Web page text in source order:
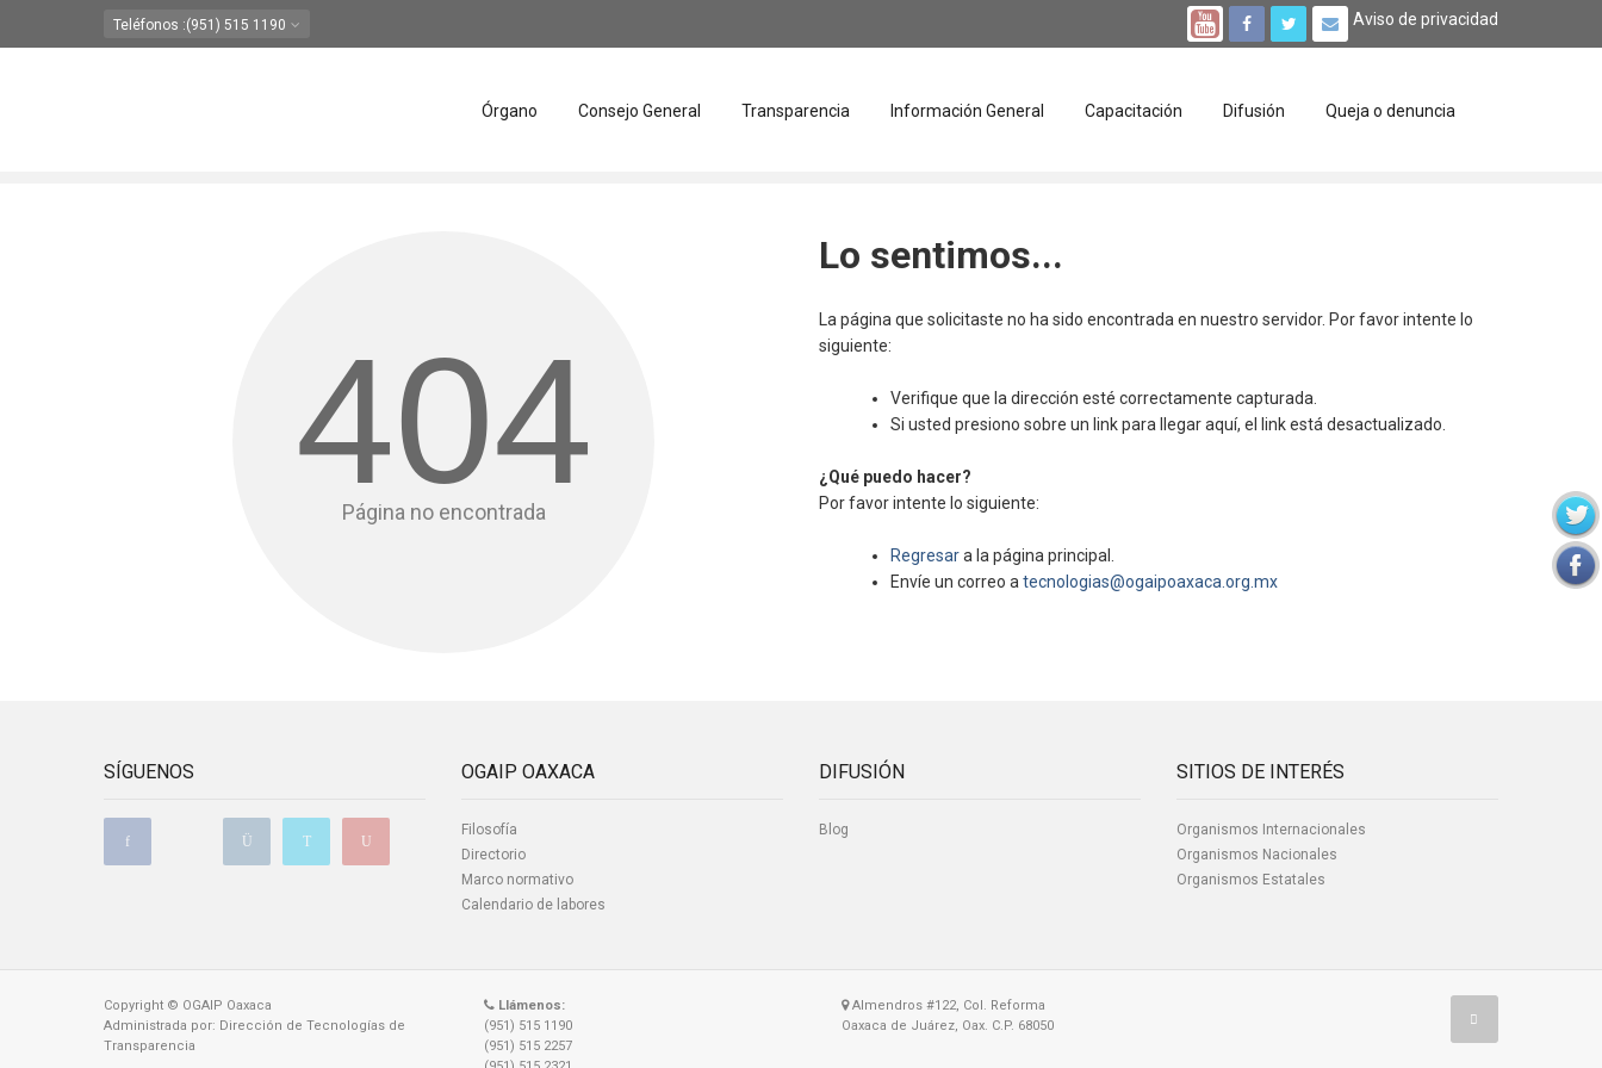
Teléfonos :(951) 515 1190 Aviso de privacidad
Órgano Consejo General Transparencia Información General Capacitación Difusión Queja o denuncia
404
Página no encontrada
Lo sentimos...
La página que solicitaste no ha sido encontrada en nuestro servidor. Por favor intente lo
siguiente:
Verifique que la dirección esté correctamente capturada.
Si usted presiono sobre un link para llegar aquí, el link está desactualizado.
¿Qué puedo hacer?
Por favor intente lo siguiente:
Regresara la página principal.
Envíe un correo a tecnologias@ogaipoaxaca.org.mx
SÍGUENOS OGAIP OAXACA
Filosofía
Directorio
Marco normativo
Calendario de labores
DIFUSIÓN
Blog
SITIOS DE INTERÉS
Organismos Internacionales
Organismos Nacionales
Organismos Estatales
Copyright © OGAIP Oaxaca
Administrada por: Dirección de Tecnologías de
Transparencia
Llámenos:
(951) 515 1190
(951) 515 2257
Almendros #122, Col. Reforma
Oaxaca de Juárez, Oax. C.P. 68050